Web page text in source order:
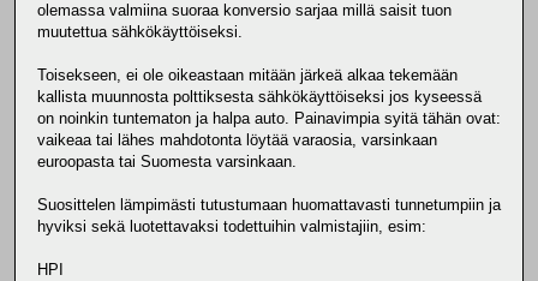
olemassa valmiina suoraa konversio sarjaa millä saisit tuon
muutettua sähkökäyttöiseksi.
Toisekseen, ei ole oikeastaan mitään järkeä alkaa tekemään
kallista muunnosta polttiksesta sähkökäyttöiseksi jos kyseessä
on noinkin tuntematon ja halpa auto. Painavimpia syitä tähän ovat:
vaikeaa tai lähes mahdotonta löytää varaosia, varsinkaan
euroopasta tai Suomesta varsinkaan.
Suosittelen lämpimästi tutustumaan huomattavasti tunnetumpiin ja
hyviksi sekä luotettavaksi todettuihin valmistajiin, esim:
HPI